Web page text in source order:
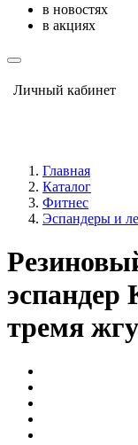
в новостях
в акциях
Личный кабинет
Главная
Каталог
Фитнес
Эспандеры и
эспандер
тремя